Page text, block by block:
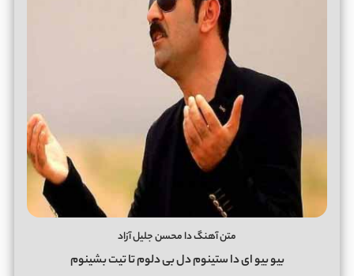
متن آهنگ دا محسن جلیل آزاد
بیو بیو ای دا ستینوم دل بی دلوم تا تیت بشینوم